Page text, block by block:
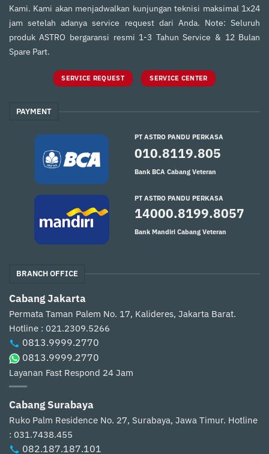
Kami. Kami akan menjadwalkan kunjungan teknisi maksimal 1x24
jam setelah adanya service request dari Anda. Note: Seluruh
produk ASTRO bergaransi resmi 1-3 Tahun Service & 12 Bulan
Spare Part.
SERVICE REQUEST SERVICE CENTER
PAYMENT
PT ASTRO PANDU PERKASA
010.8119.805
Bank BCA Cabang Veteran
PT ASTRO PANDU PERKASA
14000.8199.8057
Bank Mandiri Cabang Veteran
BRANCH OFFICE
Cabang Jakarta
Permata Taman Palem No. 17, Kalideres, Jakarta Barat.
Hotline : 021.2309.5266
0813.9999.2770
0813.9999.2770
Layanan Fast Respond 24 Jam
Cabang Surabaya
Ruko Palm Residence No. 27, Surabaya, Jawa Timur. Hotline
: 031.7438.455
082.187.187.101